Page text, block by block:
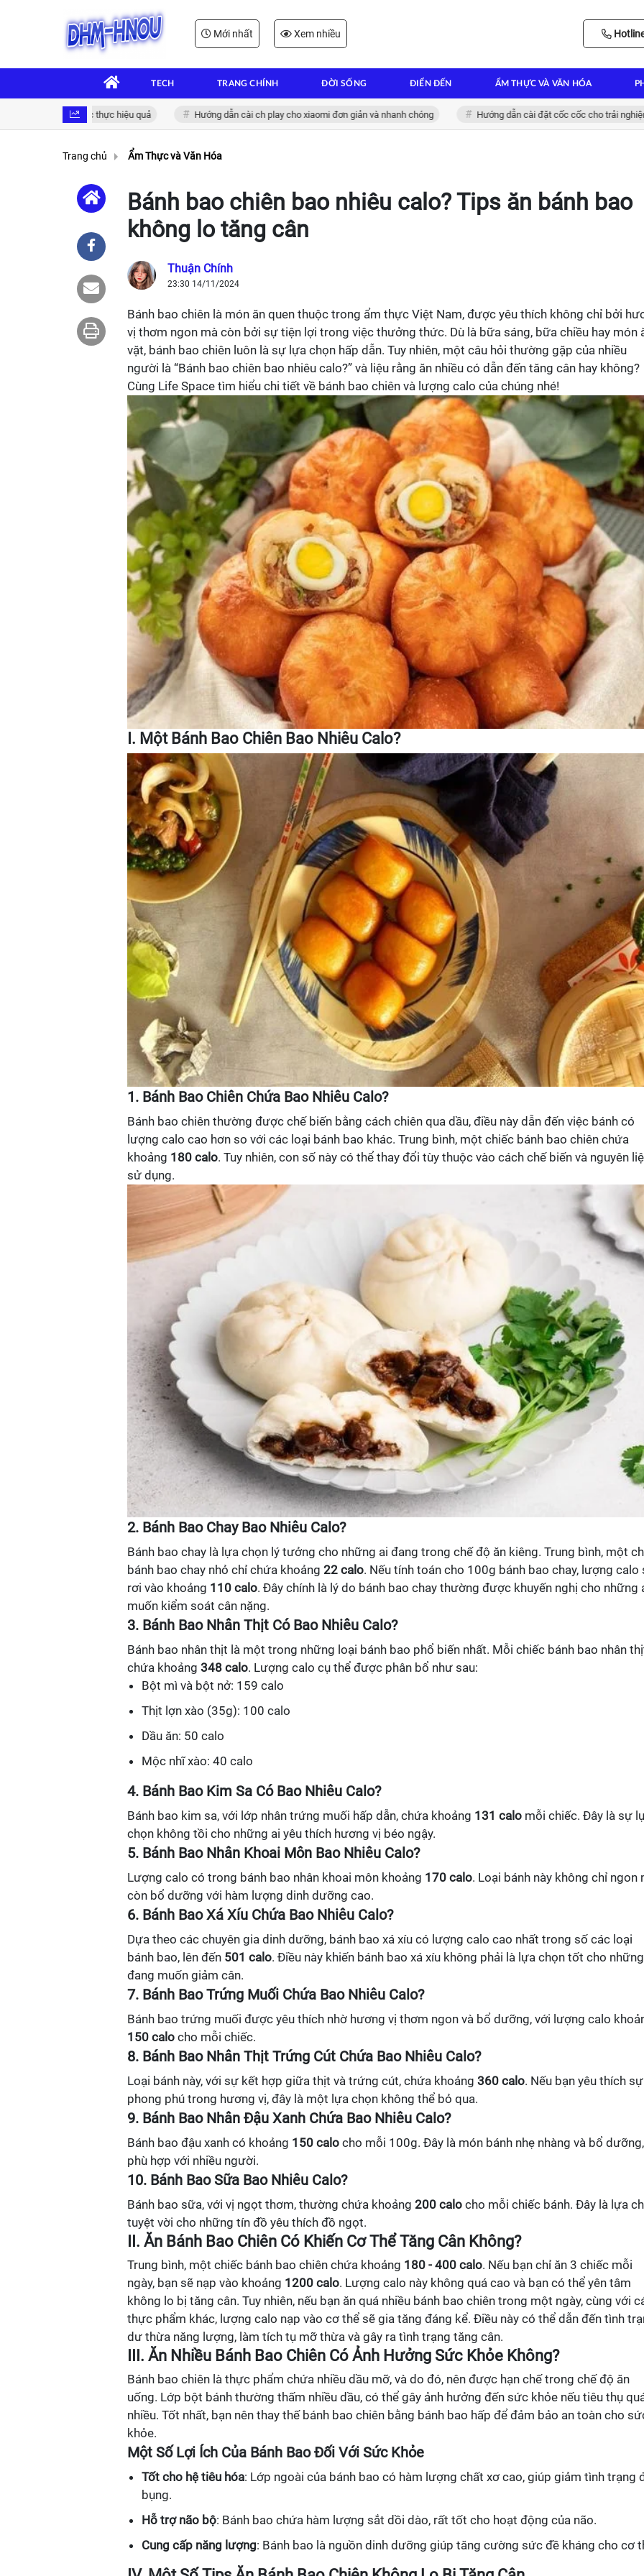
Mới nhất Xem nhiều
TECH TRANG CHÍNH ĐỜI SỐNG ĐIỂN ĐẾN ẨM THỰC VÀ VĂN HÓA
Giải pháp xác thực hiệu quả Hướng dẫn cài ch play cho xiaomi đơn giản và nhanh chóng Hướng dẫn cài đặt cốc cốc cho trải nghiệm lướt
Trang chủ Ẩm Thực và Văn Hóa
Bánh bao chiên bao nhiêu calo? Tips ăn bánh bao
không lo tăng cân
Thuận Chính
23:30 14/11/2024
Bánh bao chiên là món ăn quen thuộc trong ẩm thực Việt Nam, được yêu thích không chỉ bởi
vị thơm ngon mà còn bởi sự tiện lợi trong việc thưởng thức. Dù là bữa sáng, bữa chiều hay món
vặt, bánh bao chiên luôn là sự lựa chọn hấp dẫn. Tuy nhiên, một câu hỏi thường gặp của nhiều
người là “Bánh bao chiên bao nhiêu calo?” và liệu rằng ăn nhiều có dẫn đến tăng cân hay không?
Cùng Life Space tìm hiểu chi tiết về bánh bao chiên và lượng calo của chúng nhé!
I. Một Bánh Bao Chiên Bao Nhiêu Calo?
1. Bánh Bao Chiên Chứa Bao Nhiêu Calo?
Bánh bao chiên thường được chế biến bằng cách chiên qua dầu, điều này dẫn đến việc bánh có
lượng calo cao hơn so với các loại bánh bao khác. Trung bình, một chiếc bánh bao chiên chứa
khoảng 180 calo. Tuy nhiên, con số này có thể thay đổi tùy thuộc vào cách chế biến và nguyên
sử dụng.
2. Bánh Bao Chay Bao Nhiêu Calo?
Bánh bao chay là lựa chọn lý tưởng cho những ai đang trong chế độ ăn kiêng. Trung bình, một
bánh bao chay nhỏ chỉ chứa khoảng 22 calo. Nếu tính toán cho 100g bánh bao chay, lượng calo
rơi vào khoảng 110 calo. Đây chính là lý do bánh bao chay thường được khuyến nghị cho những
muốn kiểm soát cân nặng.
3. Bánh Bao Nhân Thịt Có Bao Nhiêu Calo?
Bánh bao nhân thịt là một trong những loại bánh bao phổ biến nhất. Mỗi chiếc bánh bao nhân
chứa khoảng 348 calo. Lượng calo cụ thể được phân bổ như sau:
Bột mì và bột nở: 159 calo
Thịt lợn xào (35g): 100 calo
Dầu ăn: 50 calo
Mộc nhĩ xào: 40 calo
4. Bánh Bao Kim Sa Có Bao Nhiêu Calo?
Bánh bao kim sa, với lớp nhân trứng muối hấp dẫn, chứa khoảng 131 calo mỗi chiếc. Đây là sự
chọn không tồi cho những ai yêu thích hương vị béo ngậy.
5. Bánh Bao Nhân Khoai Môn Bao Nhiêu Calo?
Lượng calo có trong bánh bao nhân khoai môn khoảng 170 calo. Loại bánh này không chỉ ngon
còn bổ dưỡng với hàm lượng dinh dưỡng cao.
6. Bánh Bao Xá Xíu Chứa Bao Nhiêu Calo?
Dựa theo các chuyên gia dinh dưỡng, bánh bao xá xíu có lượng calo cao nhất trong số các loại
bánh bao, lên đến 501 calo. Điều này khiến bánh bao xá xíu không phải là lựa chọn tốt cho
đang muốn giảm cân.
7. Bánh Bao Trứng Muối Chứa Bao Nhiêu Calo?
Bánh bao trứng muối được yêu thích nhờ hương vị thơm ngon và bổ dưỡng, với lượng calo
150 calo cho mỗi chiếc.
8. Bánh Bao Nhân Thịt Trứng Cút Chứa Bao Nhiêu Calo?
Loại bánh này, với sự kết hợp giữa thịt và trứng cút, chứa khoảng 360 calo. Nếu bạn yêu thích sự
phong phú trong hương vị, đây là một lựa chọn không thể bỏ qua.
9. Bánh Bao Nhân Đậu Xanh Chứa Bao Nhiêu Calo?
Bánh bao đậu xanh có khoảng 150 calo cho mỗi 100g. Đây là món bánh nhẹ nhàng và bổ dưỡng,
phù hợp với nhiều người.
10. Bánh Bao Sữa Bao Nhiêu Calo?
Bánh bao sữa, với vị ngọt thơm, thường chứa khoảng 200 calo cho mỗi chiếc bánh. Đây là lựa
tuyệt vời cho những tín đồ yêu thích đồ ngọt.
II. Ăn Bánh Bao Chiên Có Khiến Cơ Thể Tăng Cân Không?
Trung bình, một chiếc bánh bao chiên chứa khoảng 180 - 400 calo. Nếu bạn chỉ ăn 3 chiếc mỗi
ngày, bạn sẽ nạp vào khoảng 1200 calo. Lượng calo này không quá cao và bạn có thể yên tâm
không lo bị tăng cân. Tuy nhiên, nếu bạn ăn quá nhiều bánh bao chiên trong một ngày, cùng với
thực phẩm khác, lượng calo nạp vào cơ thể sẽ gia tăng đáng kể. Điều này có thể dẫn đến tình
dư thừa năng lượng, làm tích tụ mỡ thừa và gây ra tình trạng tăng cân.
III. Ăn Nhiều Bánh Bao Chiên Có Ảnh Hưởng Sức Khỏe Không?
Bánh bao chiên là thực phẩm chứa nhiều dầu mỡ, và do đó, nên được hạn chế trong chế độ ăn
uống. Lớp bột bánh thường thấm nhiều dầu, có thể gây ảnh hưởng đến sức khỏe nếu tiêu thụ
nhiều. Tốt nhất, bạn nên thay thế bánh bao chiên bằng bánh bao hấp để đảm bảo an toàn cho
khỏe.
Một Số Lợi Ích Của Bánh Bao Đối Với Sức Khỏe
Tốt cho hệ tiêu hóa: Lớp ngoài của bánh bao có hàm lượng chất xơ cao, giúp giảm tình trạng
bụng.
Hỗ trợ não bộ: Bánh bao chứa hàm lượng sắt dồi dào, rất tốt cho hoạt động của não.
Cung cấp năng lượng: Bánh bao là nguồn dinh dưỡng giúp tăng cường sức đề kháng cho cơ